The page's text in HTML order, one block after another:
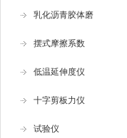
乳化沥青胶体磨
摆式摩擦系数
低温延伸度仪
十字剪板力仪
试验仪